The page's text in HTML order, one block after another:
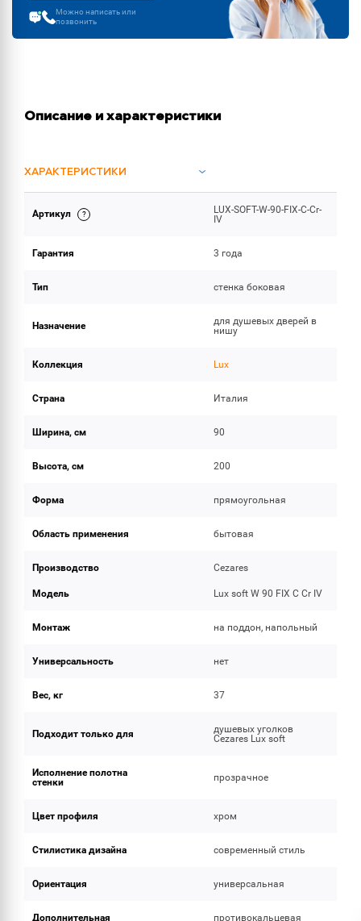
Можно написать или
позвонить
Описание и характеристики
ХАРАКТЕРИСТИКИ
ОБЪЕМ ПОСТАВКИ
Артикул
LUX-SOFT-W-90-FIX-C-Cr-
IV
Гарантия 3 года
Тип стенка боковая
Назначение
для душевых дверей в
нишу
Коллекция Lux
Страна Италия
Ширина, см 90
Высота, см 200
Форма прямоугольная
Область применения бытовая
Производство Cezares
Модель Lux soft W 90 FIX C Cr IV
Монтаж на поддон, напольный
Универсальность нет
Вес, кг 37
Подходит только для
душевых уголков
Cezares Lux soft
Исполнение полотна
стенки
прозрачное
Цвет профиля хром
Стилистика дизайна современный стиль
Ориентация универсальная
Дополнительная противокальцевая